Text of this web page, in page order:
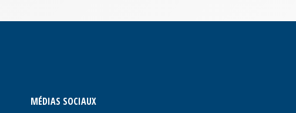
MÉDIAS SOCIAUX